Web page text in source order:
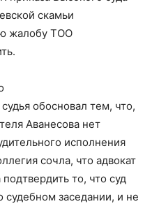
скамьи
жалобу ТОО
обосновал тем, что,
Аванесова нет
исполнения
сочла, что адвокат
то, что суд
судебном заседании, и не